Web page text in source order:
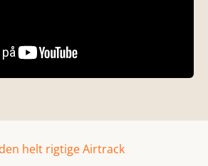
helt rigtige Airtrack